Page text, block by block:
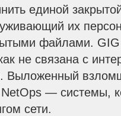
единой
их
файлами. GIG
не связана с
Выложенный
— системы,
сети.